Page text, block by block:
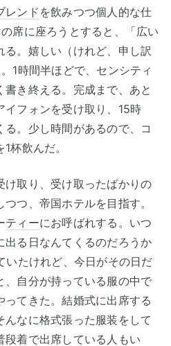
レンド を飲みつつ個人的な仕
席に座ろうとすると、「広い
。嬉しい（けれど、申し訳
1時間半ほどで、センシティ
き終える。完成まで、あと
フォンを受け取り、15時
る。少し時間があるので、コ
杯飲んだ。
取り、受け取ったばかりの
つ、帝国ホテルを目指す。
ティーにお呼ばれする。いつ
出る日なんてくるのだろうか
いたけれど、今日がその日だ
、自分が持っている服の中で
てきた。結婚式に出席する
なに格式張った服装をして
段着で出席している人もい